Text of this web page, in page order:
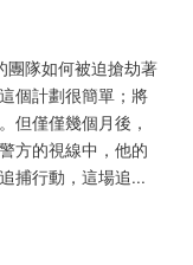
團隊如何被迫搶劫著
個計劃很簡單；將
但僅僅幾個月後，
方的視線中，他的
捕行動，這場追...